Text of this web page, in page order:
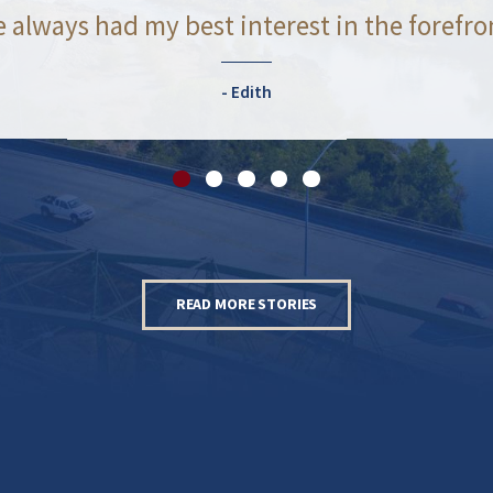
always had my best interest in the
Edith
READ MORE STORIES